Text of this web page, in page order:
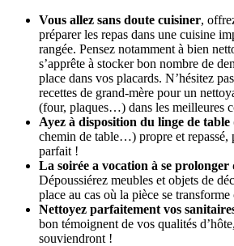
Vous allez sans doute cuisiner,
préparer les repas dans une cuisine
rangée. Pensez notamment à bien
s’apprête à stocker bon nombre de
place dans vos placards. N’hésitez
recettes de grand-mère pour un
(four, plaques…) dans les meilleures
Ayez à disposition du linge de table
chemin de table…) propre et repassé,
parfait !
La soirée a vocation à se prolonger
Dépoussiérez meubles et objets de
place au cas où la pièce se
Nettoyez parfaitement vos
bon témoignent de vos qualités
souviendront !